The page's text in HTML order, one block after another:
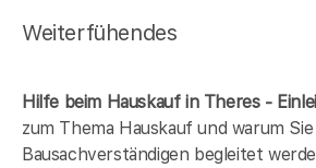
Weiterfühendes
Hilfe beim Hauskauf in Theres -
zum Thema Hauskauf und warum
Bausachverständigen begleitet